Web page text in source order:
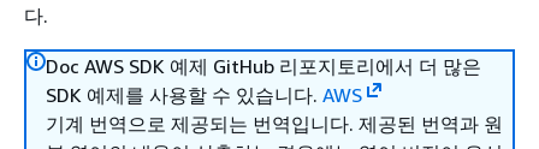
다.
Doc AWS SDK 예제 GitHub 리포지토리에서 더 많은
SDK 예제를 사용할 수 있습니다. AWS
기계 번역으로 제공되는 번역입니다. 제공된 번역과 원